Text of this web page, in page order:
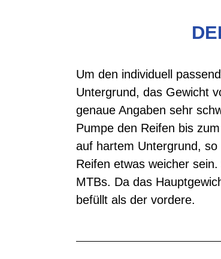
Um den individuell
Untergrund, das Gewicht
genaue Angaben sehr
Pumpe den Reifen bis
auf hartem Untergrund,
Reifen etwas weicher
MTBs. Da das
befüllt als der vordere.